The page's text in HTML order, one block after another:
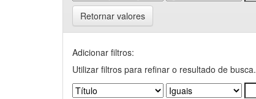
Retornar valores
Adicionar filtros:
Utilizar filtros para refinar o resultado de busca.